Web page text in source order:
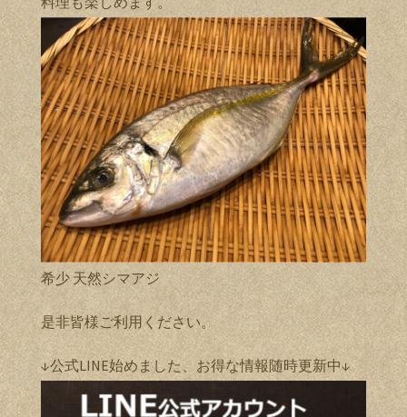
希少 天然シマアジ
是非皆様ご利用ください。
↓公式LINE始めました、お得な情報随時更新中↓